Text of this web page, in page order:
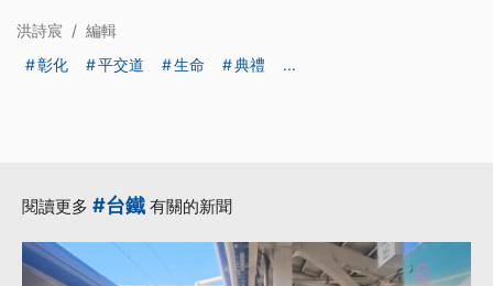
洪詩宸 / 編輯
彰化
平交道 生命 典禮 ...
閱讀更多 #台鐵 有關的新聞